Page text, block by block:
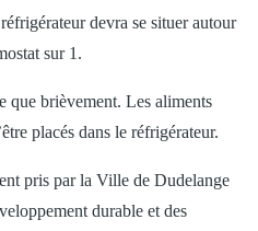
devra se situer autour
sur 1.
que brièvement. Les aliments
placés dans le réfrigérateur.
pris par la Ville de Dudelange
durable et des